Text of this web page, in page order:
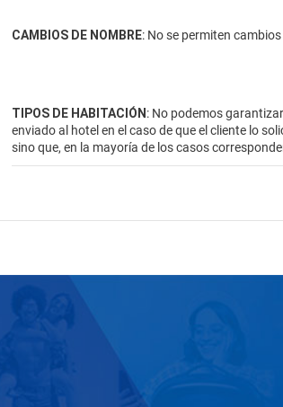
CAMBIOS DE NOMBRE: No se permiten
TIPOS DE HABITACIÓN : No podemos
enviado al hotel en el caso de que el cliente lo
sino que, en la mayoría de los casos